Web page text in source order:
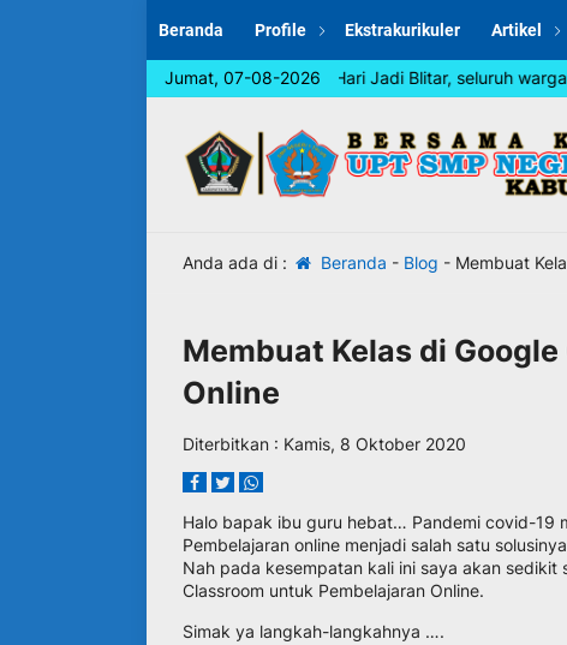
Beranda Profile Ekstrakurikuler Artikel
Jumat, 07-08-2026
Dalam rangka memperingati Hari Jadi Blitar, seluruh warga
Anda ada di : Beranda - Blog - Membuat
Membuat Kelas di
Online
Diterbitkan : Kamis, 8 Oktober 2020
Halo bapak ibu guru hebat… Pandemi covid-19
Pembelajaran online menjadi salah satu
Nah pada kesempatan kali ini saya akan
Classroom untuk Pembelajaran Online.
Simak ya langkah-langkahnya ….